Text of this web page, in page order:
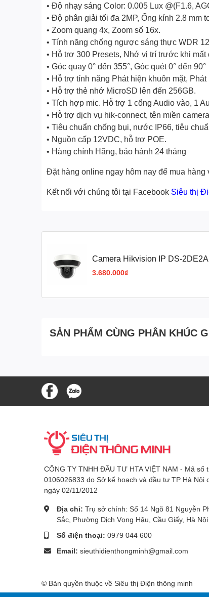
• Độ nhạy sáng Color: 0.005 Lux @(F1.6,
• Độ phân giải tối đa 2MP, Ống kính 2.8 mm
• Zoom quang 4x, Zoom số 16x.
• Tính năng chống ngược sáng thực WDR
• Hỗ trợ 300 Presets, Nhớ vị trí trước khi mất
• Góc quay 0° đến 355°, Góc quét 0° đến 90°
• Hỗ trợ tính năng Phát hiện khuôn mặt,
• Hỗ trợ thẻ nhớ MicroSD lên đến 256GB.
• Tích hợp mic. Hỗ trợ 1 cổng Audio vào, 1
• Hỗ trợ dịch vụ hik-connect, tên miền
• Tiêu chuẩn chống bụi, nước IP66, tiêu
• Nguồn cấp 12VDC, hỗ trợ POE.
• Hàng chính Hãng, bảo hành 24 tháng
Đặt hàng online ngay hôm nay để mua
Kết nối với chúng tôi tại Facebook Siêu thị
Camera Hikvision IP DS-
2MP, Mic, Zoom 4x)
3.680.000₫
SẢN PHẨM CÙNG PHÂN KHÚC
CÔNG TY TNHH ĐẦU TƯ HTA VIỆT NAM - Mã số
0106026833 do Sở kế hoạch và đầu tư TP Hà Nội
ngày 02/11/2012
Địa chỉ: Trụ sở chính: Số 14 Ngõ 81 Nguyễn
Sắc, Phường Dịch Vọng Hậu, Cầu Giấy, Hà Nội
Số điện thoại: 0979 044 600
Email: sieuthidienthongminh@gmail.com
© Bản quyền thuộc về Siêu thị Điện thông minh